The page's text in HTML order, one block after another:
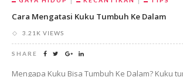
Cara Mengatasi Kuku Tumbuh Ke Dalam
3.21K VIEWS
SHARE
Mengapa Kuku Bisa Tumbuh Ke Dalam? Kuku